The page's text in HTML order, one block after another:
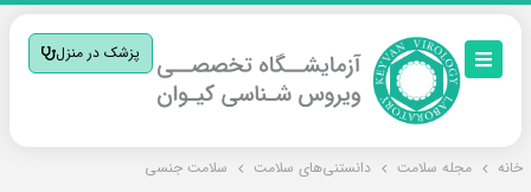
پزشک در منزل
خانه مجله سلامت دانستنی‌های سلامت سلامت جنسی